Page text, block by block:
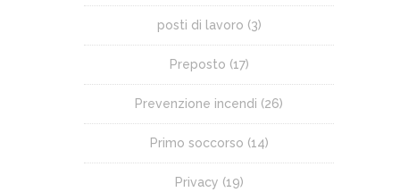
posti di lavoro (3)
Preposto (17)
Prevenzione incendi (26)
Primo soccorso (14)
Privacy (19)